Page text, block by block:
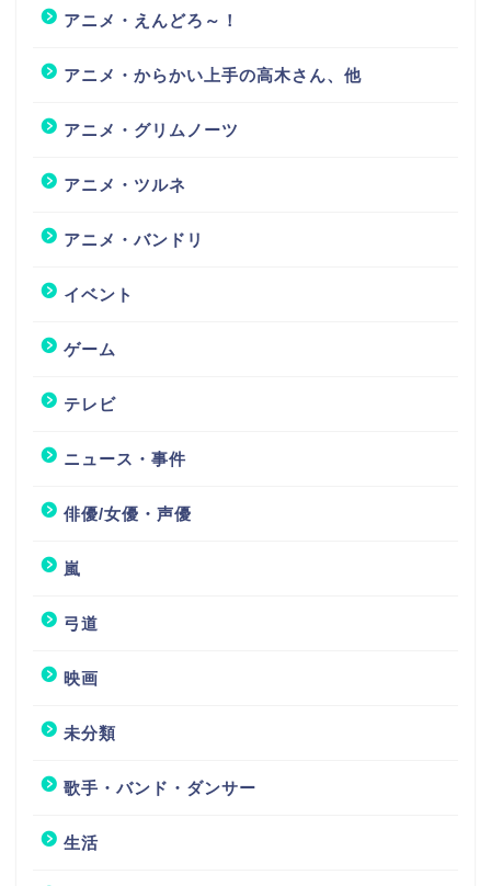
アニメ・えんどろ～！
アニメ・からかい上手の高木さん、他
アニメ・グリムノーツ
アニメ・ツルネ
アニメ・バンドリ
イベント
ゲーム
テレビ
ニュース・事件
俳優/女優・声優
嵐
弓道
映画
未分類
歌手・バンド・ダンサー
生活